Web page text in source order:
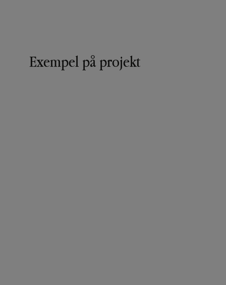
Exempel på projekt